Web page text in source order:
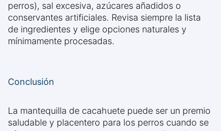
perros), sal excesiva, azúcares añadidos o
conservantes artificiales. Revisa siempre la lista
de ingredientes y elige opciones naturales y
mínimamente procesadas.
Conclusión
La mantequilla de cacahuete puede ser un premio
saludable y placentero para los perros cuando se